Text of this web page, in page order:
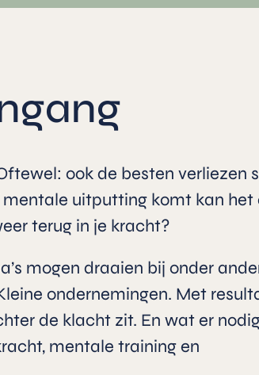
ook de besten verliezen
mentale uitputting komt kan het
terug in je kracht?
mogen draaien bij onder
ondernemingen. Met
de klacht zit. En wat er
mentale training en